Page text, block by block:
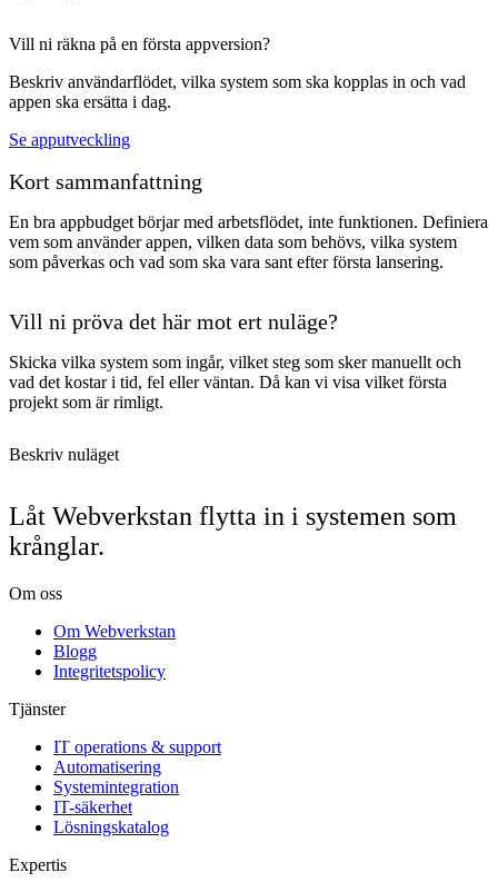
Vill ni räkna på en första appversion?
Beskriv användarflödet, vilka system som ska kopplas in och vad
appen ska ersätta i dag.
Se apputveckling
Kort sammanfattning
En bra appbudget börjar med arbetsflödet, inte funktionen. Definiera
vem som använder appen, vilken data som behövs, vilka system
som påverkas och vad som ska vara sant efter första lansering.
Vill ni pröva det här mot ert nuläge?
Skicka vilka system som ingår, vilket steg som sker manuellt och
vad det kostar i tid, fel eller väntan. Då kan vi visa vilket första
projekt som är rimligt.
Beskriv nuläget
Låt Webverkstan flytta in i systemen som
krånglar.
Om oss
Om Webverkstan
Blogg
Integritetspolicy
Tjänster
IT operations & support
Automatisering
Systemintegration
IT-säkerhet
Lösningskatalog
Expertis